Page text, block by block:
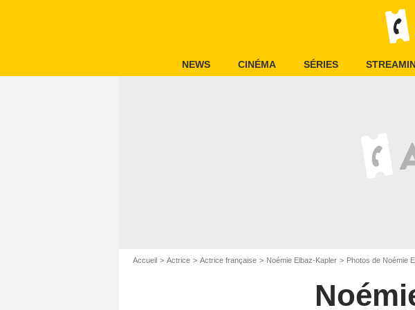
NEWS CINÉMA SÉRIES
Accueil Actrice Actrice française Noémie Elbaz-Kapler Photos de Noémie